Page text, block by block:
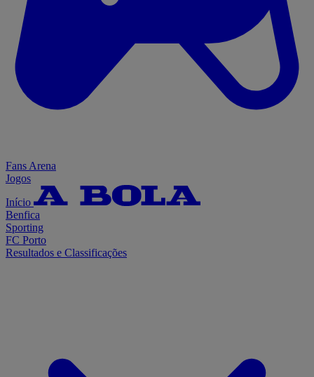
Fans Arena
Jogos
Início
Benfica
Sporting
FC Porto
Resultados e Classificações